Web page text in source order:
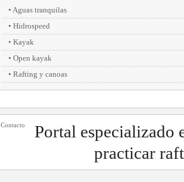
Aguas tranquilas
Hidrospeed
Kayak
Open kayak
Rafting y canoas
Contacto
Portal especializado
practicar